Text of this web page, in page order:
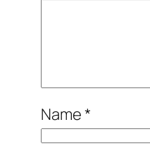
Name*